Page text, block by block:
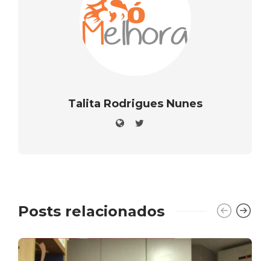
Talita Rodrigues Nunes
Posts relacionados